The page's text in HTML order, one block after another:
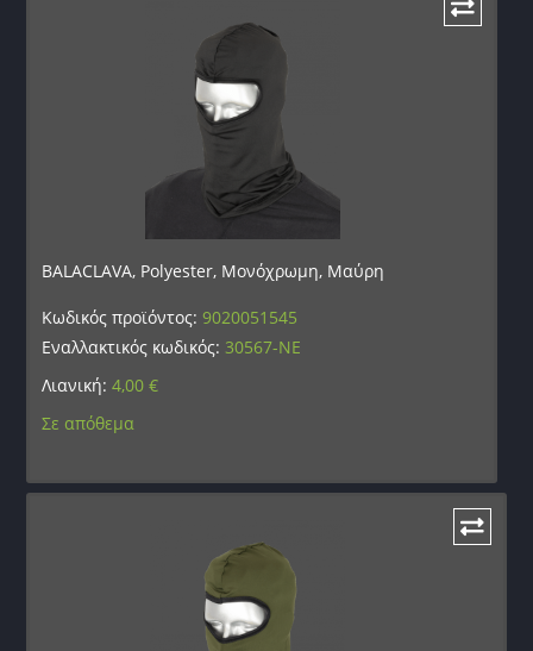
BALACLAVA, Polyester, Μονόχρωμη, Μαύρη
Κωδικός προϊόντος:9020051545
Εναλλακτικός κωδικός: 30567-NE
Λιανική:4,00€
Σε απόθεμα